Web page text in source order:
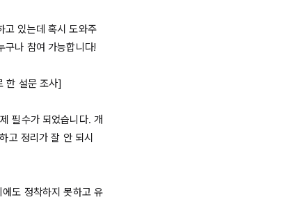
고 있는데 혹시 도와주
구나 참여 가능합니다!
한 설문 조사]
필수가 되었습니다. 개
고 정리가 잘 안 되시
도 정착하지 못하고 유